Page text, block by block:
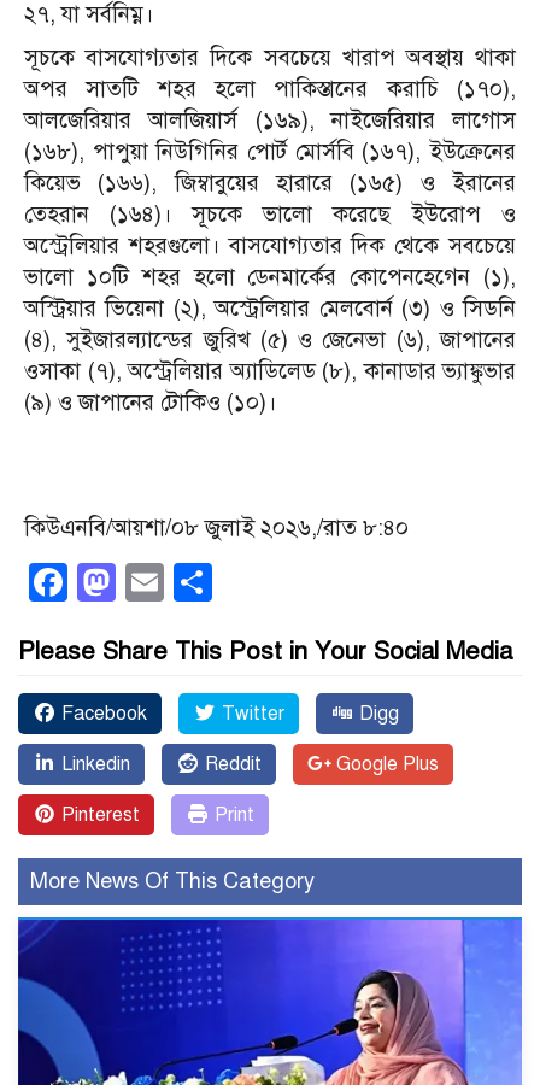
২৭, যা সর্বনিম্ন।
সূচকে বাসযোগ্যতার দিকে সবচেয়ে খারাপ অবস্থায় থাকা
অপর সাতটি শহর হলো পাকিস্তানের করাচি (১৭০),
আলজেরিয়ার আলজিয়ার্স (১৬৯), নাইজেরিয়ার লাগোস
(১৬৮), পাপুয়া নিউগিনির পোর্ট মোর্সবি (১৬৭), ইউক্রেনের
কিয়েভ (১৬৬), জিম্বাবুয়ের হারারে (১৬৫) ও ইরানের
তেহরান (১৬৪)।সূচকে ভালো করেছে ইউরোপ ও
অস্ট্রেলিয়ার শহরগুলো। বাসযোগ্যতার দিক থেকে সবচেয়ে
ভালো ১০টি শহর হলো ডেনমার্কের কোপেনহেগেন (১),
অস্ট্রিয়ার ভিয়েনা (২), অস্ট্রেলিয়ার মেলবোর্ন (৩) ও সিডনি
(৪), সুইজারল্যান্ডের জুরিখ (৫) ও জেনেভা (৬), জাপানের
ওসাকা (৭), অস্ট্রেলিয়ার অ্যাডিলেড (৮), কানাডার ভ্যাঙ্কুভার
(৯) ও জাপানের টোকিও (১০)।
কিউএনবি/আয়শা/০৮ জুলাই ২০২৬,/রাত ৮:৪০
Facebook
Mastodon
Email
Please Share This Post in Your Social Media
Facebook Twitter Digg
Linkedin Reddit Google Plus
Pinterest Print
More News Of This Category